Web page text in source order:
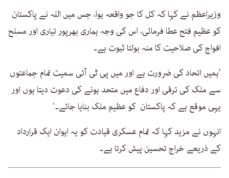
وزیراعظم نے کہا کہ کل کا جو واقعہ ہوا، جس میں اللہ نے پاکستان
کو عظیم فتح عطا فرمائی، اس کی وجہ ہماری بھرپور تیاری اور مسلح
افواج کی صلاحیت کا منہ بولتا ثبوت ہے۔
’ہمیں اتحاد کی ضرورت ہے اور میں پی ٹی آئی سمیت تمام جماعتوں
سے ملک کی ترقی اور دفاع میں متحد ہونے کی دعوت دیتا ہوں اور
یہی موقع ہے کہ پاکستان کو عظیم ملک بنایا جائے۔‘
انہوں نے مزید کہا کہ تمام عسکری قیادت کو یہ ایوان ایک قرارداد
کے ذریعے خراج تحسین پیش کرتا ہے۔